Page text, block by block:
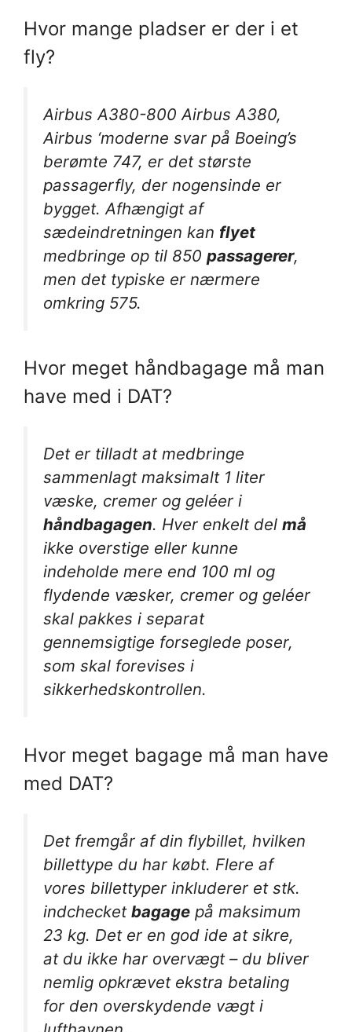
Hvor mange pladser er der i et
fly?
Airbus A380-800 Airbus A380,
Airbus ‘moderne svar på Boeing’s
berømte 747, er det største
passagerfly, der nogensinde er
bygget. Afhængigt af
sædeindretningen kan flyet
medbringe op til 850 passagerer,
men det typiske er nærmere
omkring 575.
Hvor meget håndbagage må man
have med i DAT?
Det er tilladt at medbringe
sammenlagt maksimalt 1 liter
væske, cremer og geléer i
håndbagagen. Hver enkelt del må
ikke overstige eller kunne
indeholde mere end 100 ml og
flydende væsker, cremer og geléer
skal pakkes i separat
gennemsigtige forseglede poser,
som skal forevises i
sikkerhedskontrollen.
Hvor meget bagage må man have
med DAT?
Det fremgår af din flybillet, hvilken
billettype du har købt. Flere af
vores billettyper inkluderer et stk.
indchecket bagage på maksimum
23 kg. Det er en god ide at sikre,
at du ikke har overvægt – du bliver
nemlig opkrævet ekstra betaling
for den overskydende vægt i